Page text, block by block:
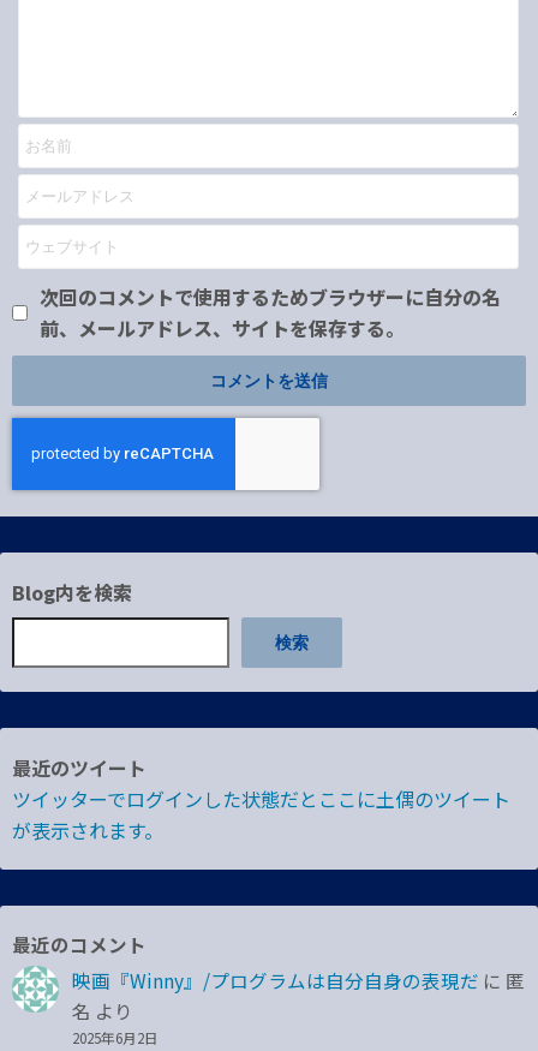
次回のコメントで使用するためブラウザーに自分の名
前、メールアドレス、サイトを保存する。
Blog内を検索
検索
最近のツイート
ツイッターでログインした状態だとここに土偶のツイート
が表示されます。
最近のコメント
映画『Winny』/プログラムは自分自身の表現だ に 匿
名 より
2025年6月2日